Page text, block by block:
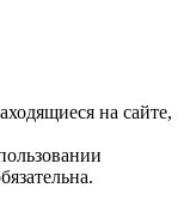
на сайте,